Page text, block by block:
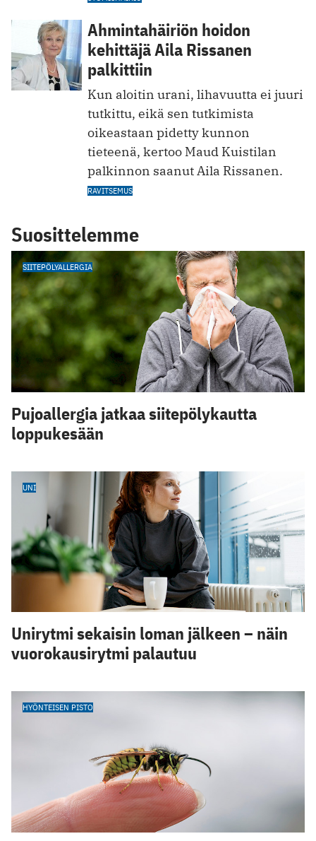
Ahmintahäiriön hoidon
kehittäjä Aila Rissanen
palkittiin
Kun aloitin urani, lihavuutta ei juuri
tutkittu, eikä sen tutkimista
oikeastaan pidetty kunnon
tieteenä, kertoo Maud Kuistilan
palkinnon saanut Aila Rissanen.
RAVITSEMUS
Suosittelemme
SIITEPÖLYALLERGIA
Pujoallergia jatkaa siitepölykautta
loppukesään
UNI
Unirytmi sekaisin loman jälkeen – näin
vuorokausirytmi palautuu
HYÖNTEISEN PISTO